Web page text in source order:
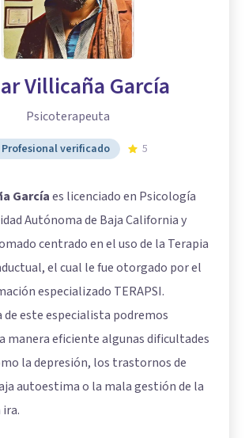
Villicaña García
Psicoterapeuta
Profesional verificado 5
Garcíaes licenciado en Psicología
Autónoma de Baja California y
centrado en el uso de la Terapia
el cual le fue otorgado por el
especializado TERAPSI.
de este especialista podremos
manera eficiente algunas dificultades
la depresión, los trastornos de
autoestima o la mala gestión de la